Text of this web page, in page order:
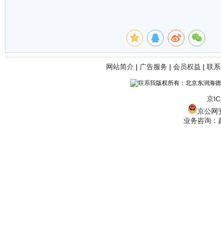
网站简介 | 广告服务 | 会员权益 | 联
版权所有：北京东润海
京
京公网
业务咨询：